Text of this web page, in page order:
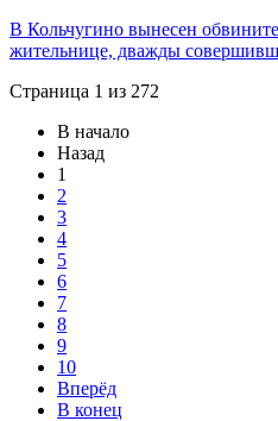
В Кольчугино вынесен
жительнице, дважды
Страница 1 из 272
В начало
Назад
1
2
3
4
5
6
7
8
9
10
Вперёд
В конец